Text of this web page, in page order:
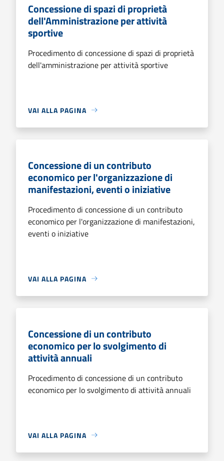
Concessione di spazi di proprietà
dell'Amministrazione per attività
sportive
Procedimento di concessione di spazi di proprietà
dell'amministrazione per attività sportive
VAI ALLA PAGINA
Concessione di un contributo
economico per l'organizzazione di
manifestazioni, eventi o iniziative
Procedimento di concessione di un contributo
economico per l'organizzazione di manifestazioni,
eventi o iniziative
VAI ALLA PAGINA
Concessione di un contributo
economico per lo svolgimento di
attività annuali
Procedimento di concessione di un contributo
economico per lo svolgimento di attività annuali
VAI ALLA PAGINA